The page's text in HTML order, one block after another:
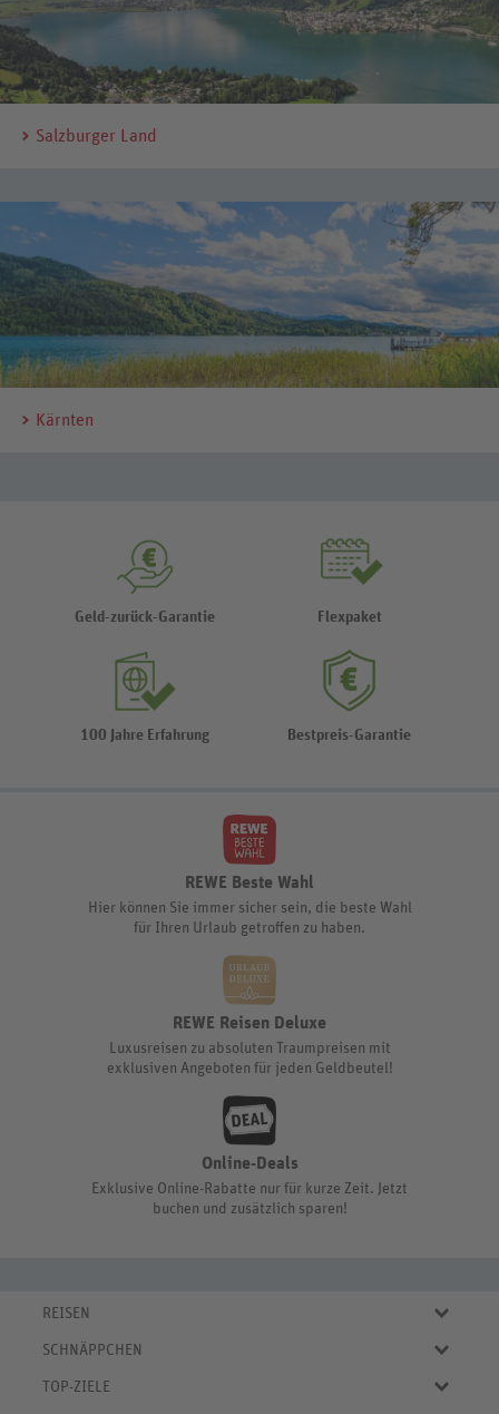
Salzburger Land
Kärnten
Geld-zurück-Garantie Flexpaket
100 Jahre Erfahrung Bestpreis-Garantie
REWE Beste Wahl
Hier können Sie immer sicher sein, die beste Wahl
für Ihren Urlaub getroffen zu haben.
REWE Reisen Deluxe
Luxusreisen zu absoluten Traumpreisen mit
exklusiven Angeboten für jeden Geldbeutel!
Online-Deals
Exklusive Online-Rabatte nur für kurze Zeit. Jetzt
buchen und zusätzlich sparen!
REISEN
Eigene Anreise
Städtereisen
SCHNÄPPCHEN
Aktuelle Reiseangebote
TOP-ZIELE